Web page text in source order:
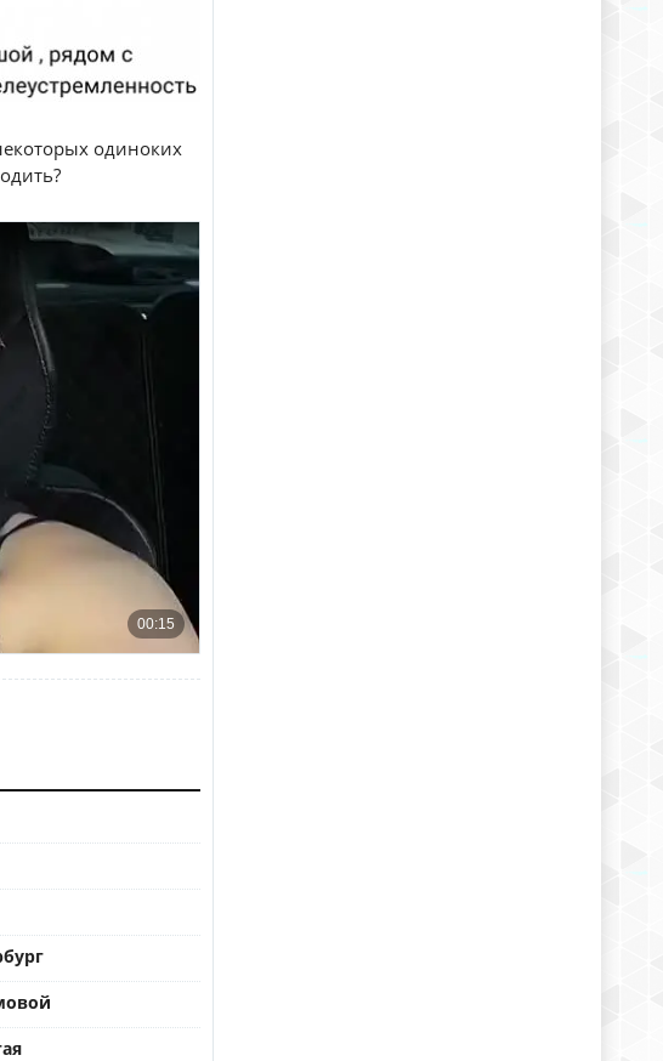
одиноких